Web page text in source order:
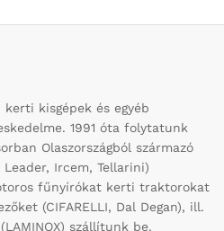
kerti kisgépek és egyéb
1991 óta folytatunk
Olaszországból származó
Leader, Ircem, Tellarini)
fűnyírókat kerti traktorokat
(CIFARELLI, Dal Degan), ill.
szállítunk be.